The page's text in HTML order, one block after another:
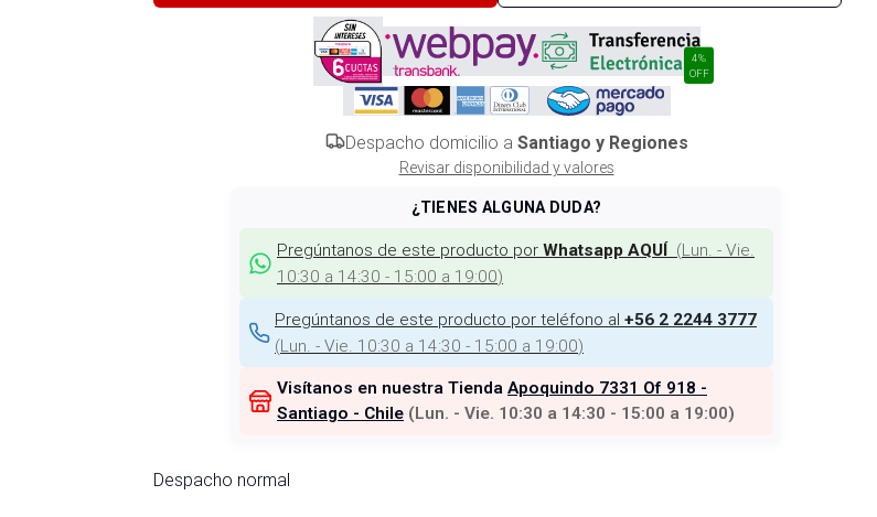
4%
OFF
Despacho domicilio a Santiago y Regiones
Revisar disponibilidad y valores
¿TIENES ALGUNA DUDA?
Pregúntanos de este producto por Whatsapp AQUÍ (Lun. - Vie.
10:30 a 14:30 - 15:00 a 19:00)
Pregúntanos de este producto por teléfono al +56 2 2244 3777
(Lun. - Vie. 10:30 a 14:30 - 15:00 a 19:00)
Visítanos en nuestra Tienda Apoquindo 7331 Of 918 -
Santiago - Chile (Lun. - Vie. 10:30 a 14:30 - 15:00 a 19:00)
Despacho normal